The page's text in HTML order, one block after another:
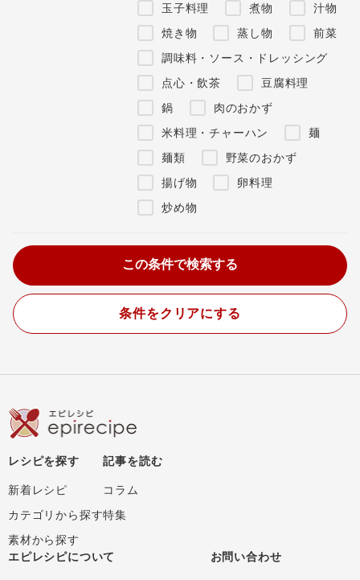
玉子料理
煮物
汁物
焼き物
蒸し物
前菜
調味料・ソース・ドレッシング
点心・飲茶
豆腐料理
鍋
肉のおかず
米料理・チャーハン
麺
麺類
野菜のおかず
揚げ物
卵料理
炒め物
条件をクリアにする
レシピを探す
新着レシピ
カテゴリから探す
素材から探す
記事を読む
コラム
特集
エピレシピについて お問い合わせ